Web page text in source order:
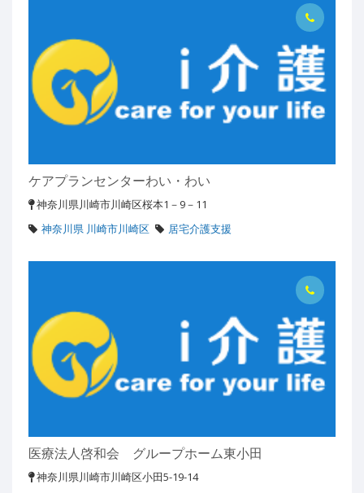
ケアプランセンターわい・わい
神奈川県川崎市川崎区桜本1－9－11
神奈川県 川崎市川崎区
居宅介護支援
医療法人啓和会 グループホーム東小田
神奈川県川崎市川崎区小田5-19-14